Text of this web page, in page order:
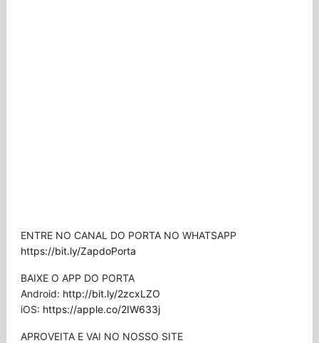
ENTRE NO CANAL DO PORTA NO WHATSAPP
https://bit.ly/ZapdoPorta
BAIXE O APP DO PORTA
Android: http://bit.ly/2zcxLZO
iOS: https://apple.co/2IW633j
APROVEITA E VAI NO NOSSO SITE